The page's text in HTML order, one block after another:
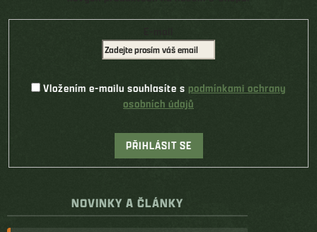
Vložením e-mailu souhlasíte s podmínkami ochrany
osobních údajů
PŘIHLÁSIT SE
NOVINKY A ČLÁNKY